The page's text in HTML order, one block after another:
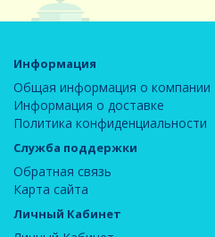
Информация
Общая информация о компании
Информация о доставке
Политика конфиденциальности
Служба поддержки
Обратная связь
Карта сайта
Личный Кабинет